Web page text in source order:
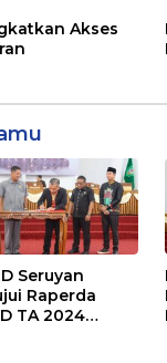
Akses
Seruyan
Raperda
TA 2024